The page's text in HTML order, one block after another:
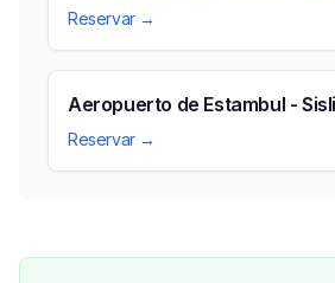
Reservar →
Aeropuerto de Estambul - Sisli
Reservar →